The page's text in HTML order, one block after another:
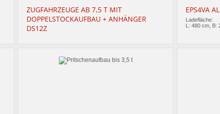
ZUGFAHRZEUGE AB 7,5 T MIT
DOPPELSTOCKAUFBAU + ANHÄNGER
DS12Z
EPS4VA
Ladefläche:
L: 480 cm, B: